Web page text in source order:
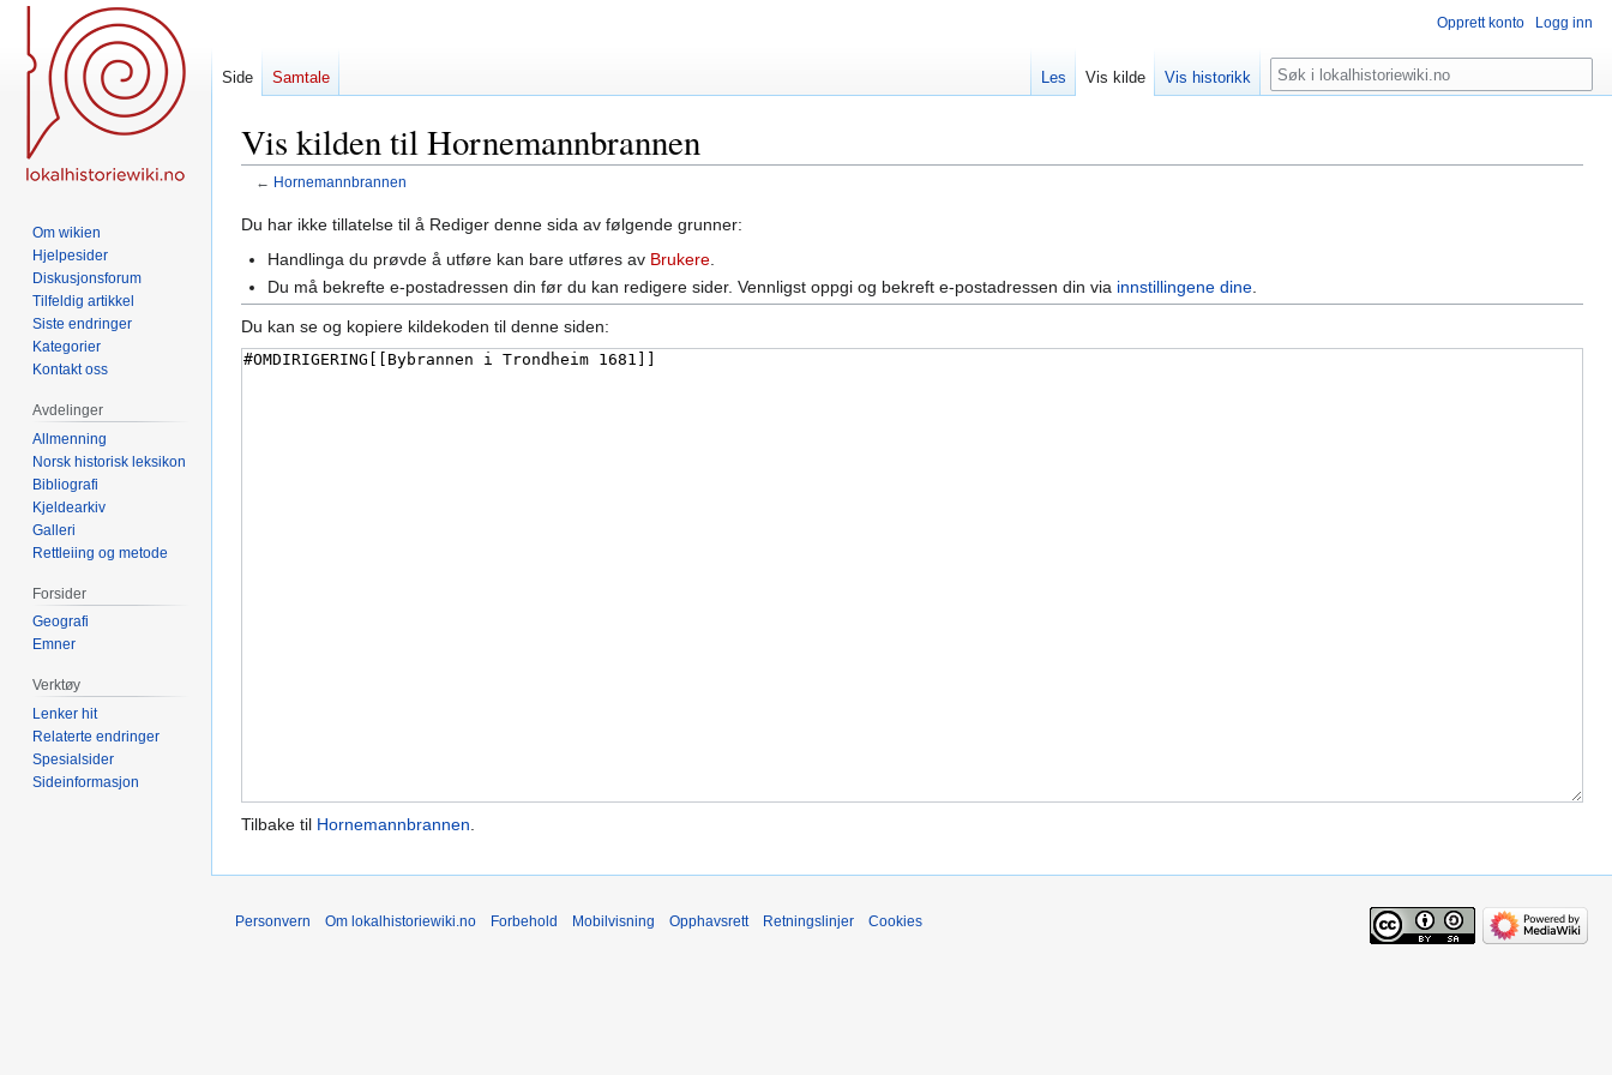
Vis kilden til Hornemannbrannen
← Hornemannbrannen
Hopp
navigering
Hopp
Du har ikke tillatelse til å Rediger denne sida av følgende grunner:
Handlinga du prøvde å utføre kan bare utføres av Brukere
Du må bekrefte e-postadressen din før du kan redigere sider. Vennligst oppgi og bekreft e-postadressen din via innstillingene dine
Du kan se og kopiere kildekoden til denne siden:
Tilbake til Hornemannbrannen.
Opprett konto Logg inn
Side Samtale Les Vis kilde Vis historikk Søk
Om wikien
Hjelpesider
Diskusjonsforum
Tilfeldig artikkel
Siste endringer
Kategorier
Kontakt oss
Avdelinger
Allmenning
Norsk historisk leksikon
Bibliografi
Kjeldearkiv
Galleri
Rettleiing og metode
Forsider
Geografi
Emner
Verktøy
Lenker hit
Relaterte endringer
Spesialsider
Sideinformasjon
Personvern Om lokalhistoriewiki.no Forbehold Mobilvisning Opphavsrett Retningslinjer Cookies